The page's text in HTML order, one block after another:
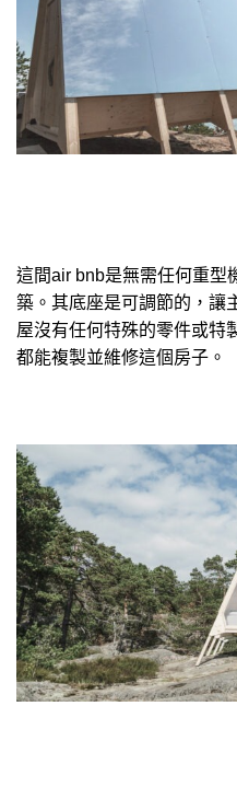
這間air bnb是無需任何重型
築。其底座是可調節的，讓
屋沒有任何特殊的零件或特
都能複製並維修這個房子。